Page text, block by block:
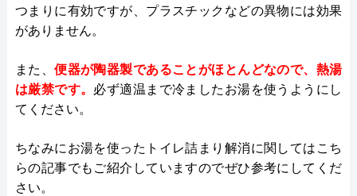
つまりに有効ですが、プラスチックなどの異物には効果
がありません。
また、便器が陶器製であることがほとんどなので、熱湯
は厳禁です。 必ず適温まで冷ましたお湯を使うようにし
てください。
ちなみにお湯を使ったトイレ詰まり解消に関してはこち
らの記事でもご紹介していますのでぜひ参考にしてくだ
さい。